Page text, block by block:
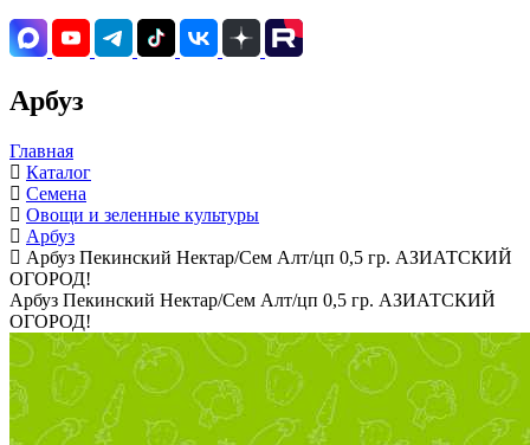
Арбуз
Главная
Каталог
Семена
Овощи и зеленные культуры
Арбуз
Арбуз Пекинский Нектар/Сем Алт/цп 0,5 гр. АЗИАТСКИЙ
ОГОРОД!
Арбуз Пекинский Нектар/Сем Алт/цп 0,5 гр. АЗИАТСКИЙ
ОГОРОД!